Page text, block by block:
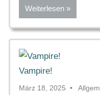
Weiterlesen
März 18, 2025